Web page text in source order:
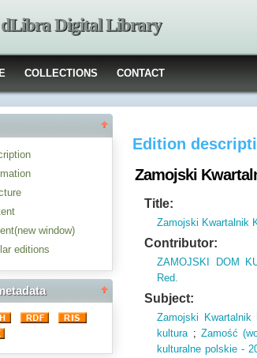
dLibra Digital Library
COLLECTIONS CONTACT
window)
editions
Edition
Zamojski
Title:
Zamojski Kwartalnik
Contributor:
ZAMOJSKI DOM
Red.
Subject:
Zamojski Kwartalnik
kultura; Zamość
kulturalne polskie -